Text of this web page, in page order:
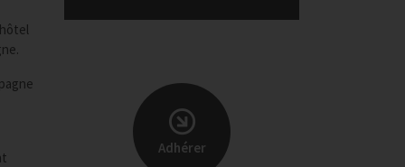
Adhérer